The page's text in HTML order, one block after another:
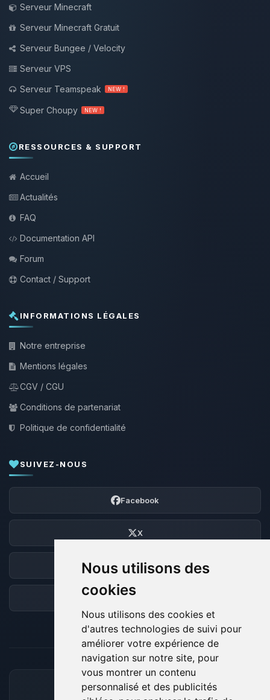
Nous utilisons des
cookies
Nous utilisons des cookies et
d'autres technologies de suivi pour
améliorer votre expérience de
navigation sur notre site, pour
vous montrer un contenu
personnalisé et des publicités
Serveur Minecraft
Serveur Minecraft Gratuit
Serveur Bungee / Velocity
Serveur VPS
Serveur Teamspeak
NEW !
Super Choupy NEW !
RESSOURCES & SUPPORT
Accueil
Actualités
FAQ
Documentation API
Forum
Contact / Support
INFORMATIONS LÉGALES
Notre entreprise
Mentions légales
CGV / CGU
Conditions de partenariat
Politique de confidentialité
SUIVEZ-NOUS
Facebook
X
Discord
Forum
MOYENS DE PAIEMENT ACCEPTÉS